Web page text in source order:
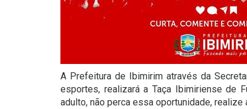
A Prefeitura de Ibimirim através da
esportes, realizará a Taça Ibimiriense de
adulto, não perca essa oportunidade, realize